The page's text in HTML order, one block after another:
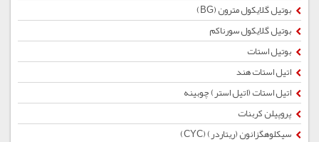
بوتیل گلایكول مترون (BG)
بوتیل گلایکول سورناکم
بوتیل استات
اتیل استات هند
اتیل استات (اتیل استر) چوبینه
پروپیلن کربنات
سیکلوهگزانون (ریتاردر) (CYC)